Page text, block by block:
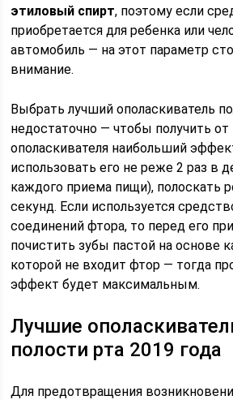
этиловый спирт, поэтому если
приобретается для ребенка или
автомобиль — на этот параметр
внимание.
Выбрать лучший ополаскиватель
недостаточно — чтобы получить от
ополаскивателя наибольший
использовать его не реже 2 раз в
каждого приема пищи), полоскать
секунд. Если используется
соединений фтора, то перед его
почистить зубы пастой на основе
которой не входит фтор — тогда
эффект будет максимальным.
Лучшие
полости рта 2019 года
Для предотвращения